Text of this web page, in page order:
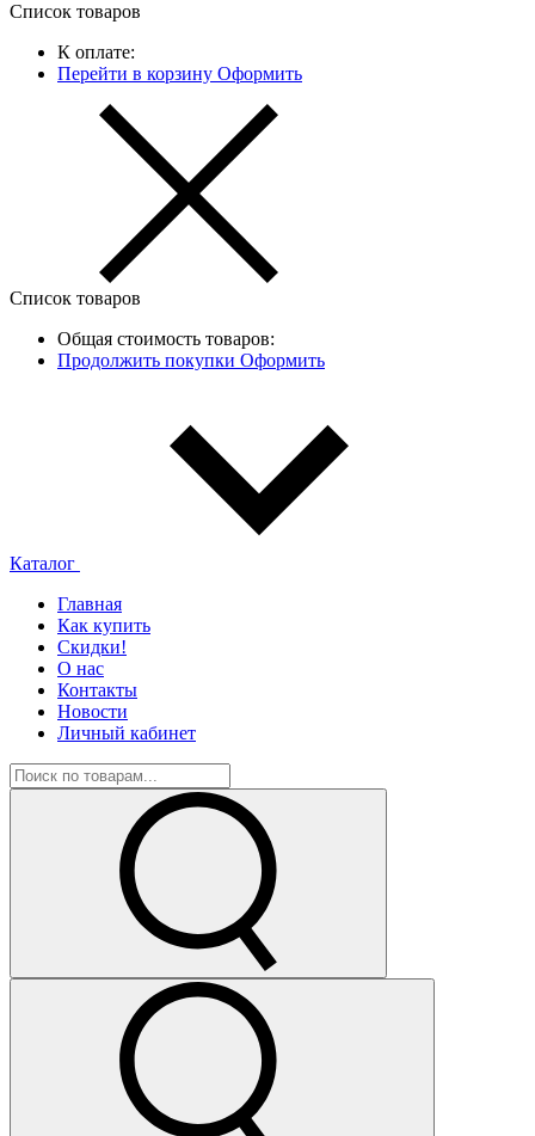
Список товаров
К оплате:
Перейти в корзину Оформить
Список товаров
Общая стоимость товаров:
Продолжить покупки Оформить
Каталог
Главная
Как купить
Скидки!
О нас
Контакты
Новости
Личный кабинет